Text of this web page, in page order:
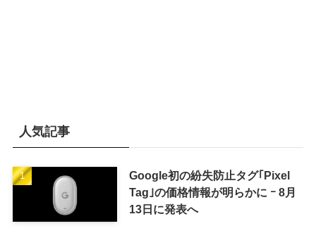
人気記事
Google初の紛失防止タグ｢Pixel
Tag｣の価格情報が明らかに ｰ 8月
13日に発表へ